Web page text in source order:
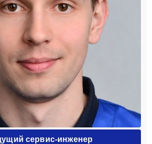
сервис-инженер